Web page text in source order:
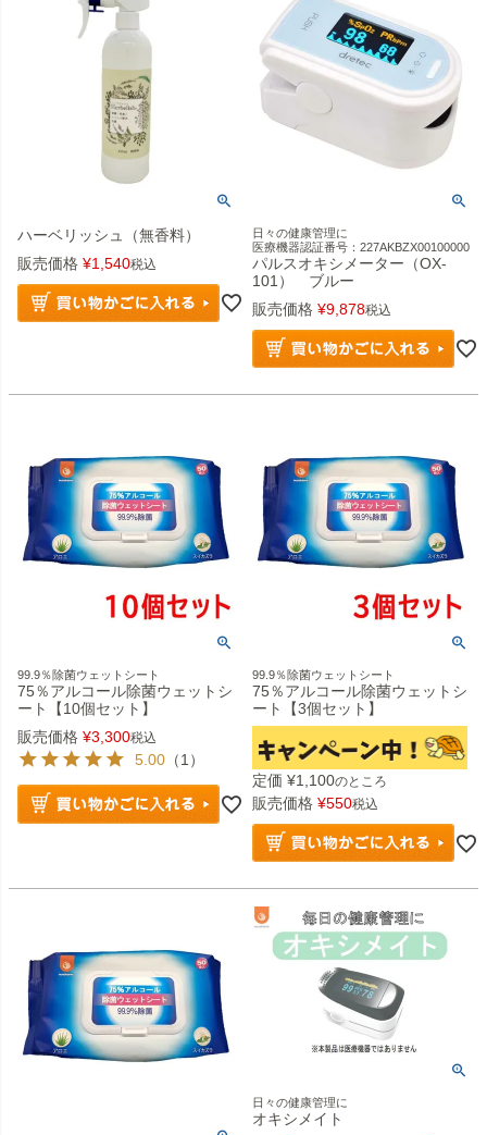
ハーベリッシュ（無香料）
販売価格 ¥1,540税込
日々の健康管理に
医療機器認証番号：227AKBZX00100000
パルスオキシメーター（OX-
101） ブルー
販売価格 ¥9,878税込
99.9％除菌ウェットシート
75％アルコール除菌ウェットシ
ート【10個セット】
販売価格 ¥3,300税込
5.00 （1）
99.9％除菌ウェットシート
75％アルコール除菌ウェットシ
ート【3個セット】
定価 ¥1,100のところ
販売価格 ¥550税込
日々の健康管理に
オキシメイト